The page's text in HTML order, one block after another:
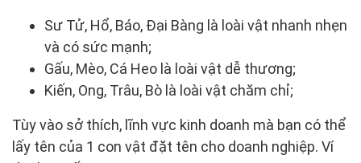
Sư Tử, Hổ, Báo, Đại Bàng là loài vật nhanh nhẹn
và có sức mạnh;
Gấu, Mèo, Cá Heo là loài vật dễ thương;
Kiến, Ong, Trâu, Bò là loài vật chăm chỉ;
Tùy vào sở thích, lĩnh vực kinh doanh mà bạn có thể
lấy tên của 1 con vật đặt tên cho doanh nghiệp. Ví